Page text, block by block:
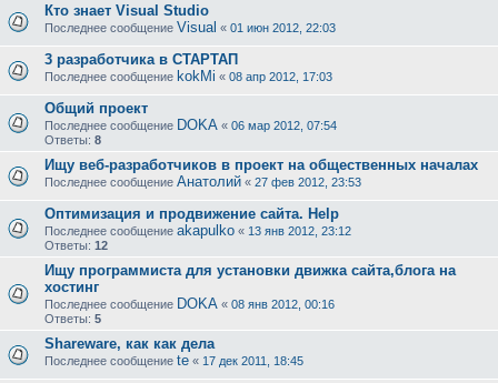
Кто знает Visual Studio
Последнее сообщение Visual « 01 июн 2012, 22:03
3 разработчика в СТАРТАП
Последнее сообщение kokMi « 08 апр 2012, 17:03
Общий проект
Последнее сообщение DOKA « 06 мар 2012, 07:54
Ответы: 8
Ищу веб-разработчиков в проект на общественных началах
Последнее сообщение Анатолий « 27 фев 2012, 23:53
Оптимизация и продвижение сайта. Help
Последнее сообщение akapulko « 13 янв 2012, 23:12
Ответы: 12
Ищу программиста для установки движка сайта,блога на
хостинг
Последнее сообщение DOKA « 08 янв 2012, 00:16
Ответы: 5
Shareware, как как дела
Последнее сообщение te « 17 дек 2011, 18:45